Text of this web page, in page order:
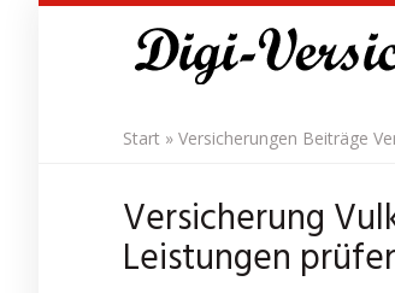
Start » Versicherungen Beiträge
Versicherung
Leistungen